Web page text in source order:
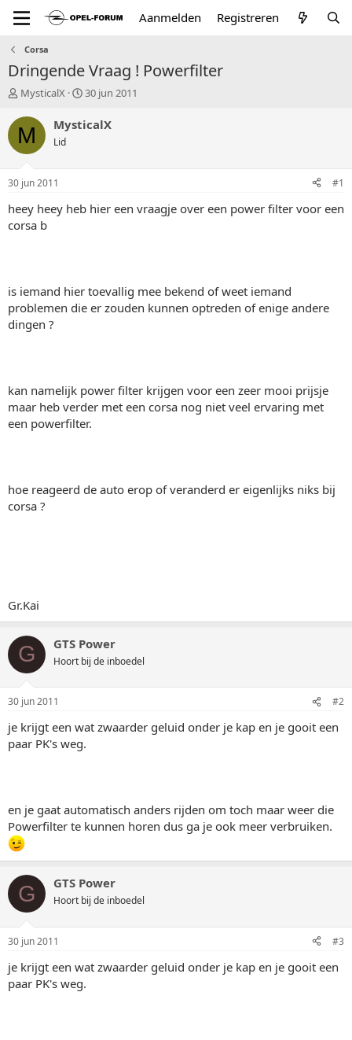
Aanmelden Registreren
Corsa
Dringende Vraag ! Powerfilter
T
p
i
t
a
r
e
MysticalX
S
a
u
30 jun 2011
M MysticalX
Lid
30 jun 2011 #1
heey heey heb hier een vraagje over een power filter voor een
corsa b
is iemand hier toevallig mee bekend of weet iemand
problemen die er zouden kunnen optreden of enige andere
dingen ?
kan namelijk power filter krijgen voor een zeer mooi prijsje
maar heb verder met een corsa nog niet veel ervaring met
een powerfilter.
hoe reageerd de auto erop of veranderd er eigenlijks niks bij
corsa ?
Gr.Kai
G GTS Power
Hoort bij de inboedel
30 jun 2011 #2
je krijgt een wat zwaarder geluid onder je kap en je gooit een
paar PK's weg.
en je gaat automatisch anders rijden om toch maar weer die
Powerfilter te kunnen horen dus ga je ook meer verbruiken.
G GTS Power
Hoort bij de inboedel
30 jun 2011 #3
je krijgt een wat zwaarder geluid onder je kap en je gooit een
paar PK's weg.